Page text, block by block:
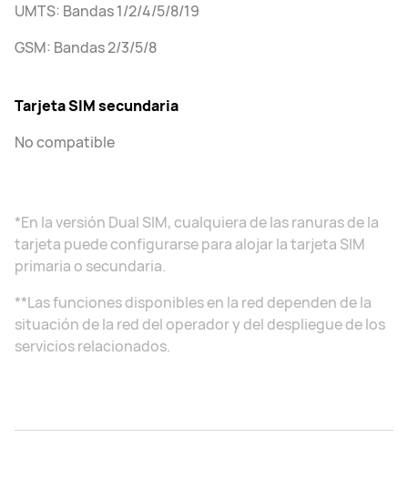
UMTS: Bandas 1/2/4/5/8/19
GSM: Bandas 2/3/5/8
Tarjeta SIM secundaria
No compatible
*En la versión Dual SIM, cualquiera de las ranuras de la
tarjeta puede configurarse para alojar la tarjeta SIM
primaria o secundaria.
**Las funciones disponibles en la red dependen de la
situación de la red del operador y del despliegue de los
servicios relacionados.